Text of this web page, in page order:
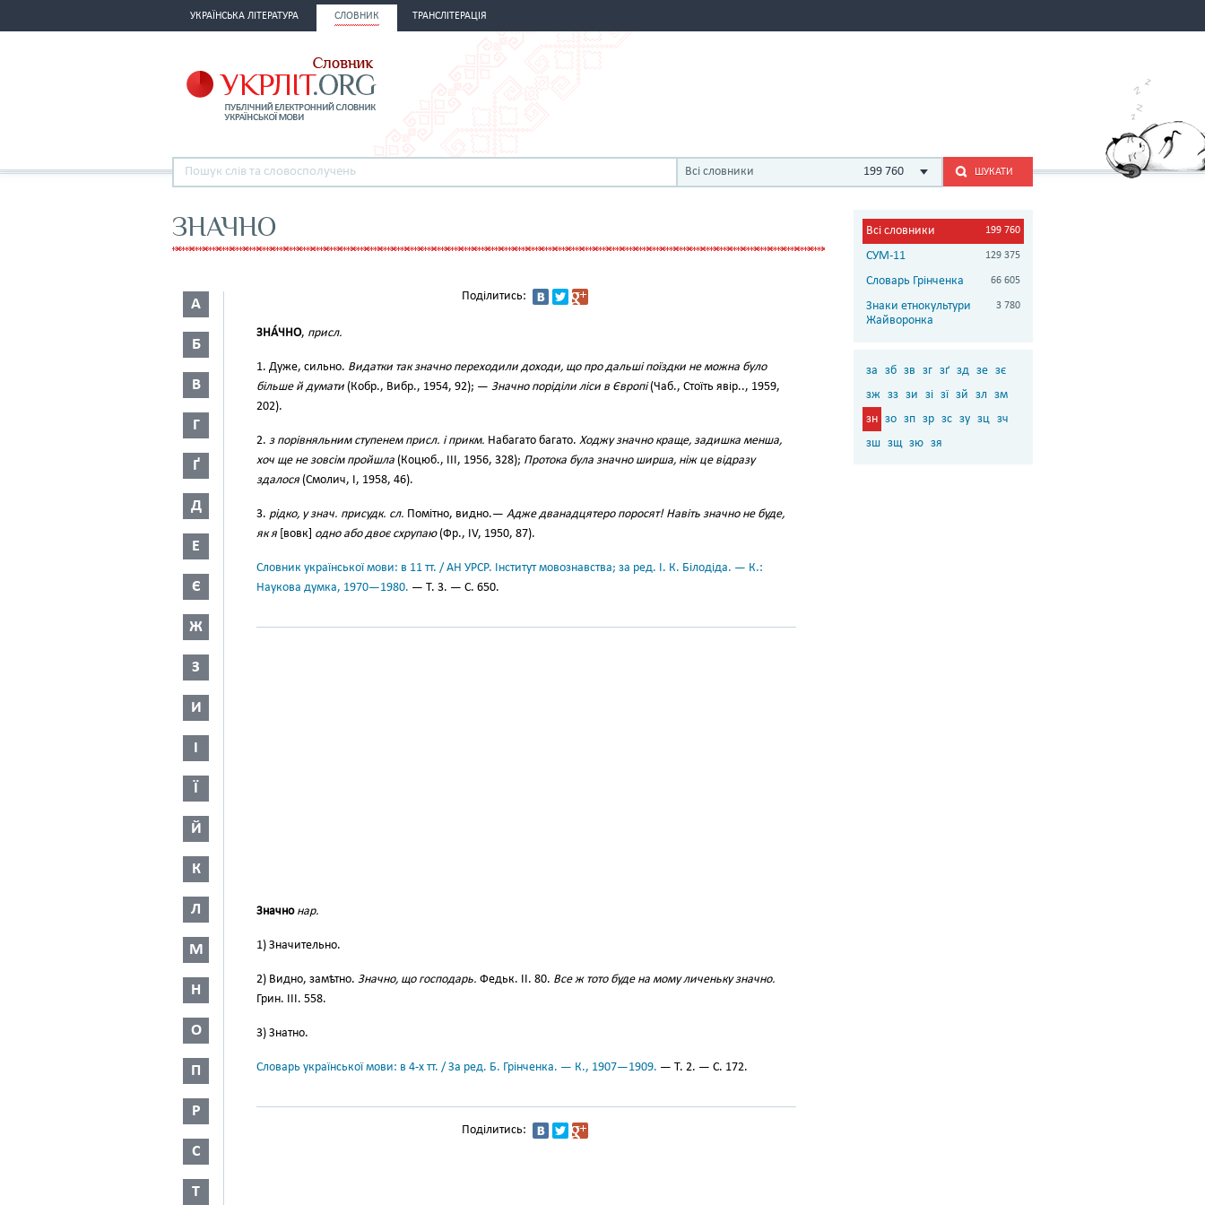
УКРАЇНСЬКА ЛІТЕРАТУРА СЛОВНИК ТРАНСЛІТЕРАЦІЯ
Всі словники 199 760 ШУКАТИ
ЗНАЧНО
А
Б
В
Г
Ґ
Д
Е
Є
Ж
З
И
І
Ї
Й
К
Л
М
Н
О
П
Р
С
Т
Поділитись:
ЗНА́ЧНО, присл.
1. Дуже, сильно. Видатки так значно переходили доходи, що про дальші поїздки не можна було
більше й думати (Кобр., Вибр., 1954, 92); — Значно поріділи ліси в Європі(Чаб., Стоїть явір.., 1959,
202).
2. з порівняльним ступенем присл. і прикм. Набагато багато. Ходжу значно краще, задишка менша,
хоч ще не зовсім пройшла (Коцюб., III, 1956, 328); Протока була значно ширша, ніж це відразу
здалося (Смолич, І, 1958, 46).
3. рідко, у знач. присудк. сл. Помітно, видно.— Адже дванадцятеро поросят! Навіть значно не буде,
як я [вовк] одно або двоє схрупаю(Фр., IV, 1950, 87).
Словник української мови: в 11 тт. / АН УРСР. Інститут мовознавства; за ред. І. К. Білодіда. — К.:
Наукова думка, 1970—1980. — Т. 3. — С. 650.
Значно нар.
1) Значительно.
2) Видно, замѣтно. Значно, що господарь. Федьк. II. 80. Все ж тото буде на мому личеньку значно.
Грин. III. 558.
3) Знатно.
Словарь української мови: в 4-х тт. / За ред. Б. Грінченка. — К., 1907—1909. — Т. 2. — С. 172.
Поділитись:
Всі словники 199 760
СУМ-11 129 375
Словарь Грінченка 66 605
Знаки етнокультури
Жайворонка
3 780
за зб зв зг зґ зд зе зє
зж зз зи зі зї зй зл зм
зн зо зп зр зс зу зц зч
зш зщ зю зя